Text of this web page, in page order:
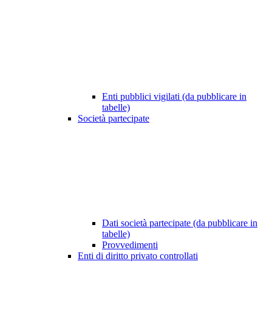
Enti pubblici vigilati (da pubblicare in
tabelle)
Società partecipate
Dati società partecipate (da pubblicare in
tabelle)
Provvedimenti
Enti di diritto privato controllati